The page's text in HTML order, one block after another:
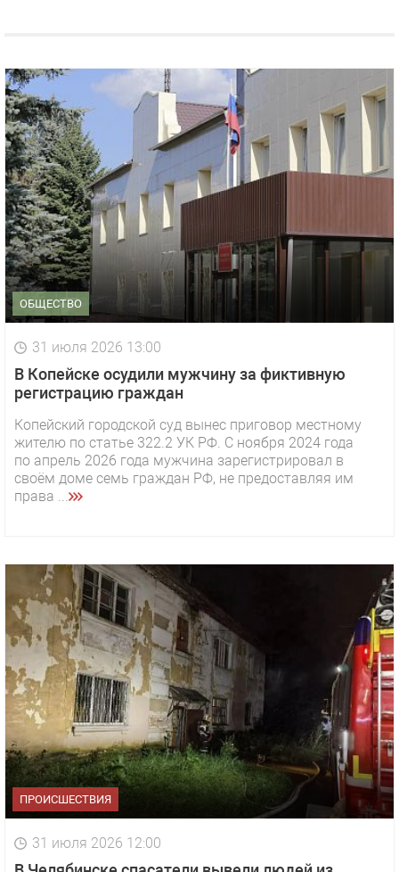
ОБЩЕСТВО
31 июля 2026 13:00
В Копейске осудили мужчину за фиктивную
регистрацию граждан
Копейский городской суд вынес приговор местному
жителю по статье 322.2 УК РФ. С ноября 2024 года
по апрель 2026 года мужчина зарегистрировал в
своём доме семь граждан РФ, не предоставляя им
права ...
ПРОИСШЕСТВИЯ
31 июля 2026 12:00